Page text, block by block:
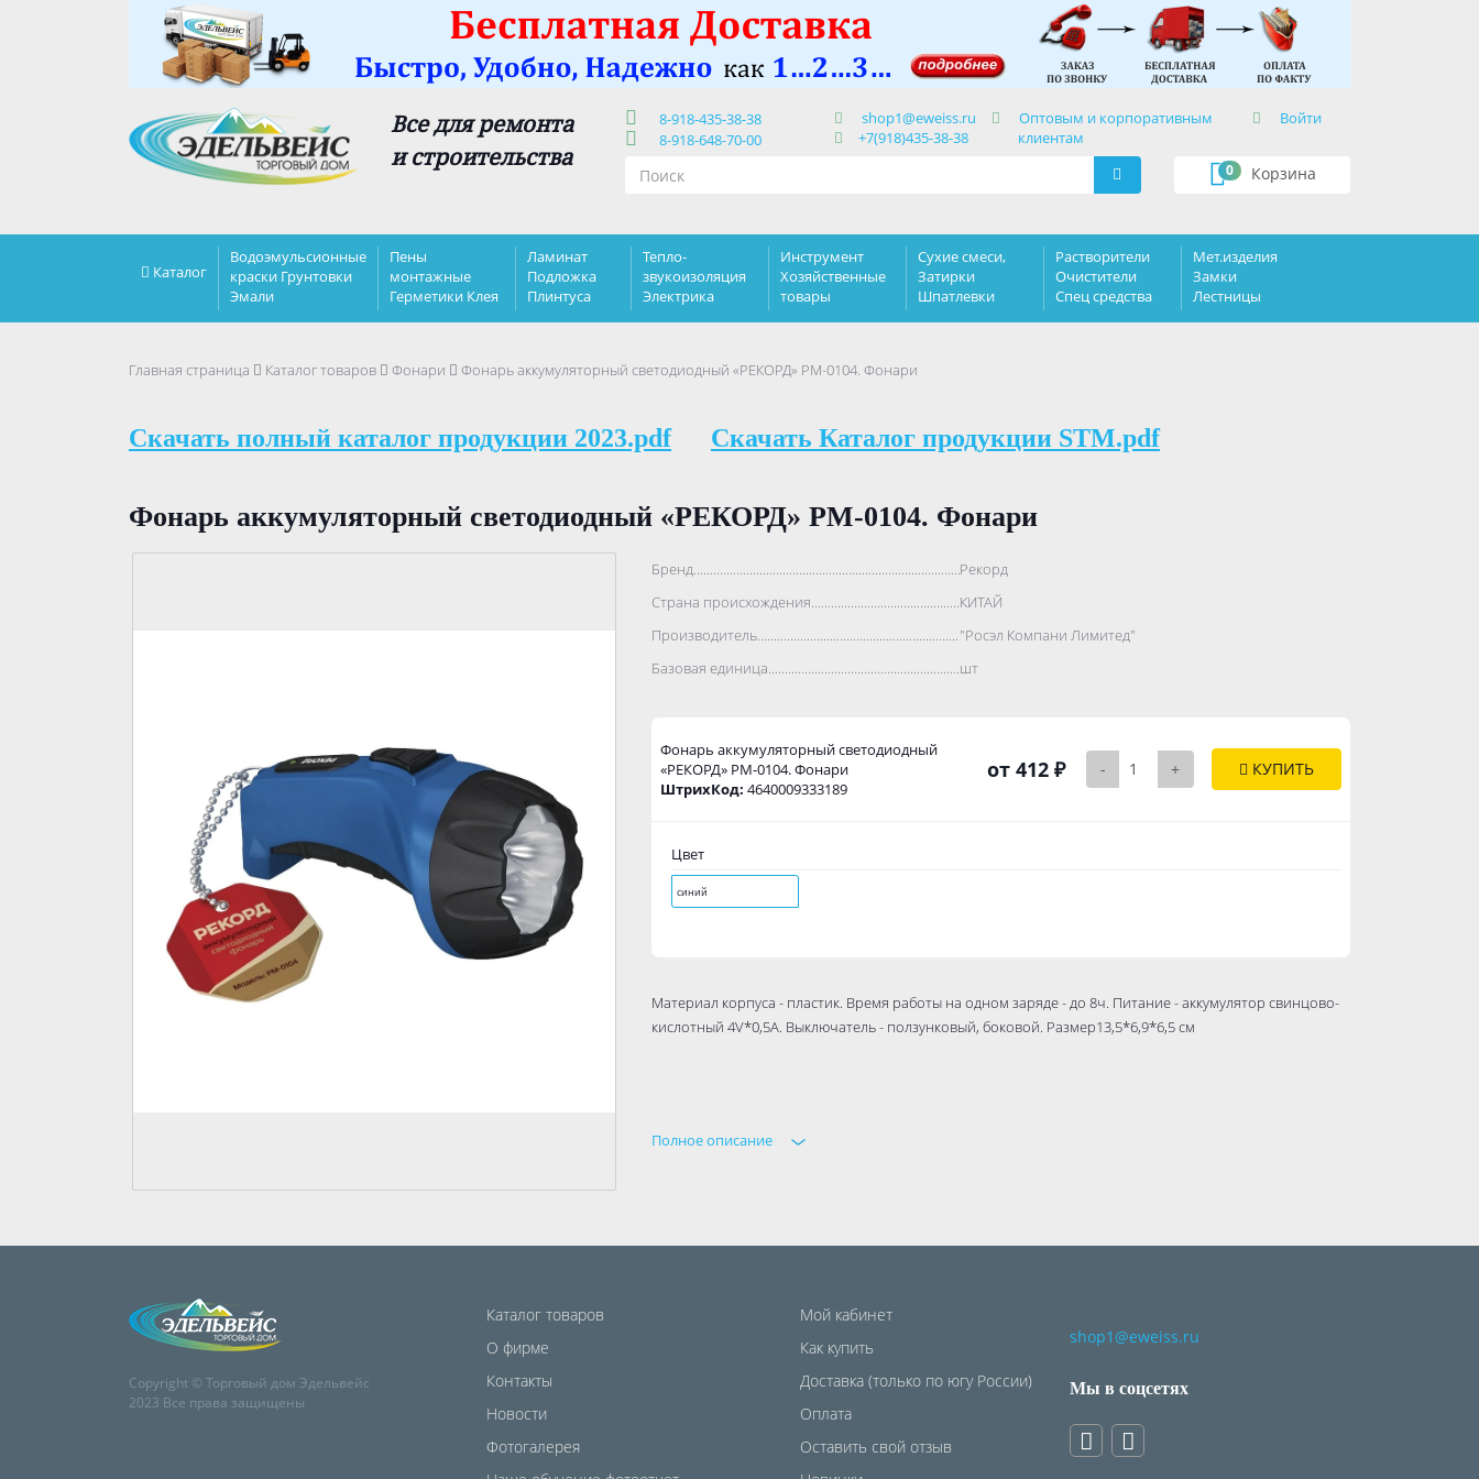
Все для ремонта
и строительства
8-918-435-38-38
8-918-648-70-00
shop1@eweiss.ru
+7(918)435-38-38
Оптовым и корпоративным
клиентам
Войти
Корзина
0
Каталог
Водоэмульсионные
краски Грунтовки
Эмали
Пены
монтажные
Герметики Клея
Ламинат
Подложка
Плинтуса
Тепло-
звукоизоляция
Электрика
Инструмент
Хозяйственные
товары
Сухие смеси,
Затирки
Шпатлевки
Растворители
Очистители
Спец средства
Мет.изделия
Замки
Лестницы
Главная страница Каталог товаров Фонари Фонарь аккумуляторный светодиодный «РЕКОРД» РМ-0104. Фонари
Скачать полный каталог продукции 2023.pdf Скачать Каталог продукции STM.pdf
Фонарь аккумуляторный светодиодный «РЕКОРД» РМ-0104. Фонари
Бренд..................................................................................Рекорд
Страна происхождения..................................................................................
КИТАЙ
Производитель.................................................................................."Росэл Компани Лимитед"
Базовая единица..................................................................................
шт
Фонарь аккумуляторный светодиодный
«РЕКОРД» РМ-0104. Фонари
ШтрихКод: 4640009333189
от 412 ₽ - + КУПИТЬ
Цвет
синий
Материал корпуса - пластик. Время работы на одном заряде - до 8ч. Питание - аккумулятор свинцово-
кислотный 4V*0,5A. Выключатель - ползунковый, боковой. Размер13,5*6,9*6,5 см
Полное описание
Copyright © Торговый дом Эдельвейс
2023 Все права защищены
Каталог товаров
О фирме
Контакты
Новости
Фотогалерея
Мой кабинет
Как купить
Доставка (только по югу России)
Оплата
Оставить свой отзыв
shop1@eweiss.ru
Мы в соцсетях